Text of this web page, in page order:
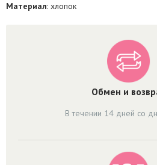
Обмен и
В течении 14 дней со
Материал: хлопок